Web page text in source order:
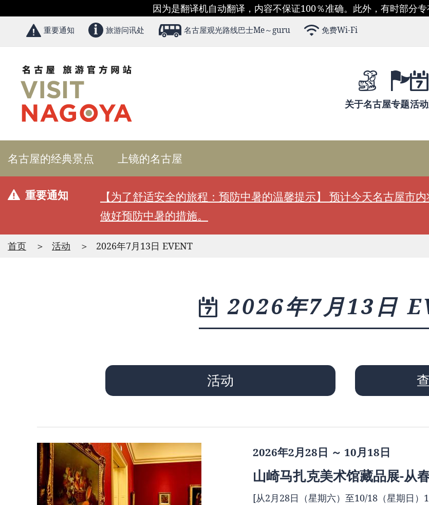
因为是翻译机自动翻译，内容不保证100％准确。此外，有时部分专
重要通知 旅游问讯处 名古屋观光路线巴士Me～guru 免费Wi-Fi
关于名古屋专题活动
名古屋的经典景点 上镜的名古屋
重要通知
【为了舒适安全的旅程：预防中暑的温馨提示】 预计今天名古屋市
做好预防中暑的措施。
首页 活动 2026年7月13日 EVENT
2026年7月13日
活动
2026年2月28日 ～ 10月18日
山崎马扎克美术馆藏品展-从
[从2月28日（星期六）至10/18（星期日